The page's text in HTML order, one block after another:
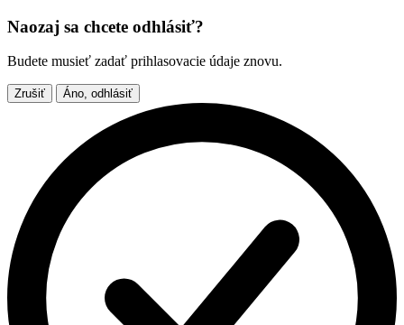
Naozaj sa chcete odhlásiť?
Budete musieť zadať prihlasovacie údaje znovu.
Zrušiť Áno, odhlásiť